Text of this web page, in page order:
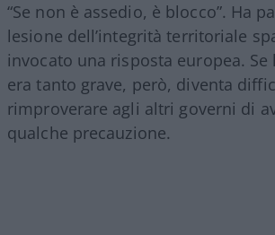
“Se non è assedio, è blocco”. Ha
lesione dell’integrità territoriale
invocato una risposta europea. Se
era tanto grave, però, diventa
rimproverare agli altri governi di
qualche precauzione.